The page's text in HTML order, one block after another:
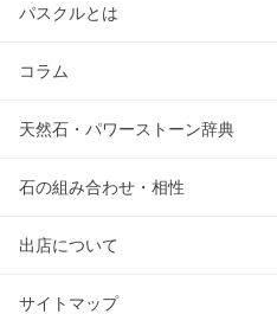
パスクルとは
コラム
天然石・パワーストーン辞典
石の組み合わせ・相性
出店について
サイトマップ